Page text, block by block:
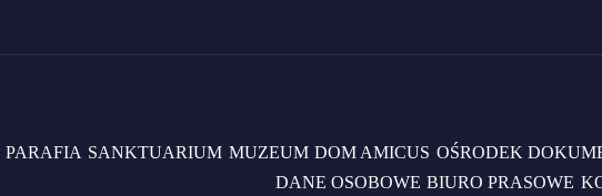
PARAFIA SANKTUARIUM MUZEUM DOM AMICUS OŚRODEK
DANE OSOBOWE BIURO PRASOWE